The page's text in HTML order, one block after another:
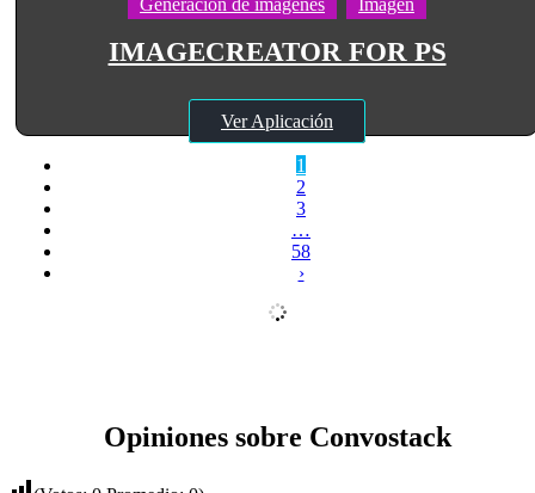
Generación de imágenes Imagen
IMAGECREATOR FOR PS
Ver Aplicación
1
2
3
…
58
›
Opiniones sobre Convostack